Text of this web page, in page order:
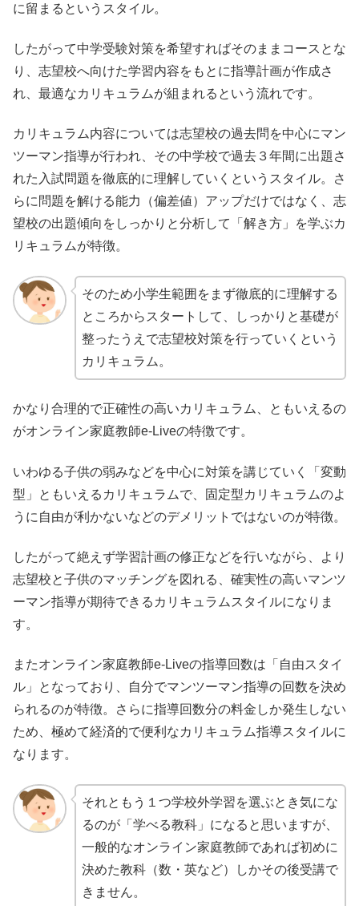
に留まるというスタイル。
したがって中学受験対策を希望すればそのままコースとな
り、志望校へ向けた学習内容をもとに指導計画が作成さ
れ、最適なカリキュラムが組まれるという流れです。
カリキュラム内容については志望校の過去問を中心にマン
ツーマン指導が行われ、その中学校で過去３年間に出題さ
れた入試問題を徹底的に理解していくというスタイル。さ
らに問題を解ける能力（偏差値）アップだけではなく、志
望校の出題傾向をしっかりと分析して「解き方」を学ぶカ
リキュラムが特徴。
そのため小学生範囲をまず徹底的に理解する
ところからスタートして、しっかりと基礎が
整ったうえで志望校対策を行っていくという
カリキュラム。
かなり合理的で正確性の高いカリキュラム、ともいえるの
がオンライン家庭教師e-Liveの特徴です。
いわゆる子供の弱みなどを中心に対策を講じていく「変動
型」ともいえるカリキュラムで、固定型カリキュラムのよ
うに自由が利かないなどのデメリットではないのが特徴。
したがって絶えず学習計画の修正などを行いながら、より
志望校と子供のマッチングを図れる、確実性の高いマンツ
ーマン指導が期待できるカリキュラムスタイルになりま
す。
またオンライン家庭教師e-Liveの指導回数は「自由スタイ
ル」となっており、自分でマンツーマン指導の回数を決め
られるのが特徴。さらに指導回数分の料金しか発生しない
ため、極めて経済的で便利なカリキュラム指導スタイルに
なります。
それともう１つ学校外学習を選ぶとき気にな
るのが「学べる教科」になると思いますが、
一般的なオンライン家庭教師であれば初めに
決めた教科（数・英など）しかその後受講で
きません。